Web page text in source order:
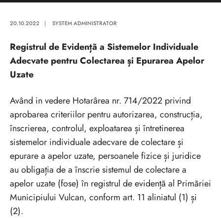
20.10.2022 | SYSTEM ADMINISTRATOR
Registrul de Evidențã a Sistemelor Individuale
Adecvate pentru Colectarea și Epurarea Apelor
Uzate
Având in vedere Hotarârea nr. 714/2022 privind
aprobarea criteriilor pentru autorizarea, construcția,
înscrierea, controlul, exploatarea și întretinerea
sistemelor individuale adecvare de colectare și
epurare a apelor uzate, persoanele fizice și juridice
au obligația de a înscrie sistemul de colectare a
apelor uzate (fose) în registrul de evidențã al Primãriei
Municipiului Vulcan, conform art. 11 aliniatul (1) și
(2).